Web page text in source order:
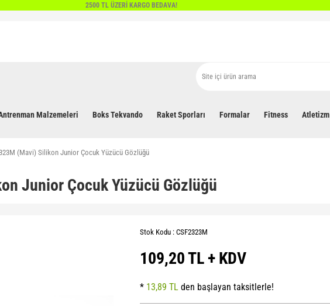
2500 TL ÜZERİ KARGO BEDAVA!
Malzemeleri Boks Tekvando Raket Sporları Formalar Fitness Atletizm
(Mavi) Silikon Junior Çocuk Yüzücü Gözlüğü
Junior Çocuk Yüzücü Gözlüğü
Stok Kodu : CSF2323M
109,20 TL + KDV
* 13,89 TL den başlayan taksitlerle!